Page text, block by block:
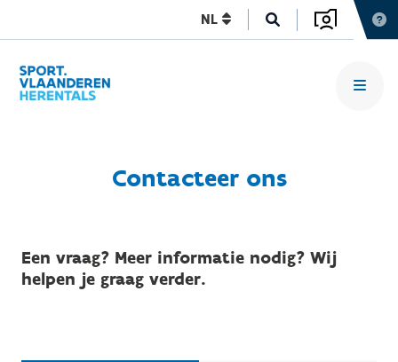
NL
Contacteer ons
Een vraag? Meer informatie nodig? Wij
helpen je graag verder.